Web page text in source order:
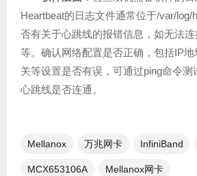
Heartbeat的日志文件通常位于/var/log/
否有关于心跳线的报错信息，如无法
等。确认网络配置是否正确，包括IP
关等设置是否有误，可通过ping命令测
心跳线是否连通。
Mellanox 万兆网卡 InfiniBand
MCX653106A Mellanox网卡​